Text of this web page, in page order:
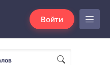
Войти